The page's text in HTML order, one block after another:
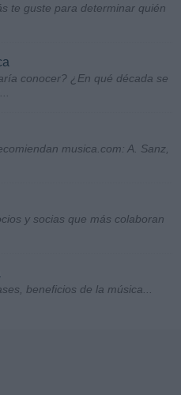
te guste para determinar quién
conocer? ¿En qué década se
musica.com: A. Sanz,
y socias que más colaboran
beneficios de la música...